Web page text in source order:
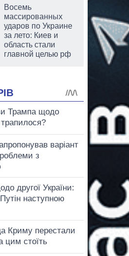
Восемь
массированных
ударов по Украине
за лето: Киев и
область стали
главной целью рф